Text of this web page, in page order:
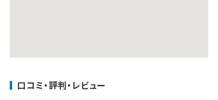
口コミ・評判・レビュー